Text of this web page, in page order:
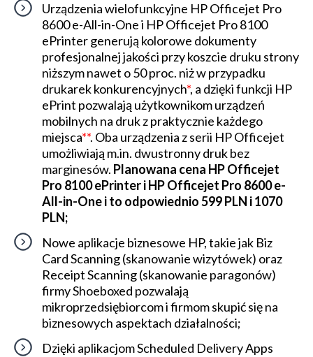
Urządzenia wielofunkcyjne HP Officejet Pro
8600 e-All-in-One i HP Officejet Pro 8100
ePrinter generują kolorowe dokumenty
profesjonalnej jakości przy koszcie druku strony
niższym nawet o 50 proc. niż w przypadku
drukarek konkurencyjnych*, a dzięki funkcji HP
ePrint pozwalają użytkownikom urządzeń
mobilnych na druk z praktycznie każdego
miejsca**. Oba urządzenia z serii HP Officejet
umożliwiają m.in. dwustronny druk bez
marginesów. Planowana cena HP Officejet
Pro 8100 ePrinter i HP Officejet Pro 8600 e-
All-in-One i to odpowiednio 599 PLN i 1070
PLN;
Nowe aplikacje biznesowe HP, takie jak Biz
Card Scanning (skanowanie wizytówek) oraz
Receipt Scanning (skanowanie paragonów)
firmy Shoeboxed pozwalają
mikroprzedsiębiorcom i firmom skupić się na
biznesowych aspektach działalności;
Dzięki aplikacjom Scheduled Delivery Apps